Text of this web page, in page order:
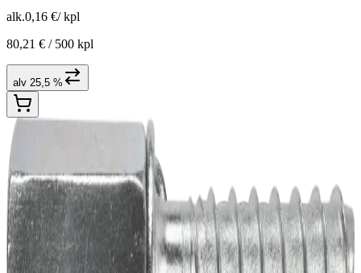
alk.0,16 €/ kpl
80,21 € / 500 kpl
alv 25,5 %